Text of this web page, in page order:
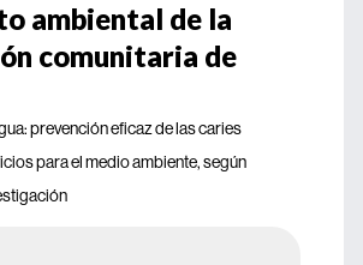
ambiental de la
comunitaria de
prevención eficaz de las caries
para el medio ambiente, según